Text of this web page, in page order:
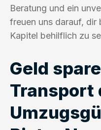
Beratung und ein
freuen uns darauf, dir
Kapitel behilflich zu
Geld
Transport